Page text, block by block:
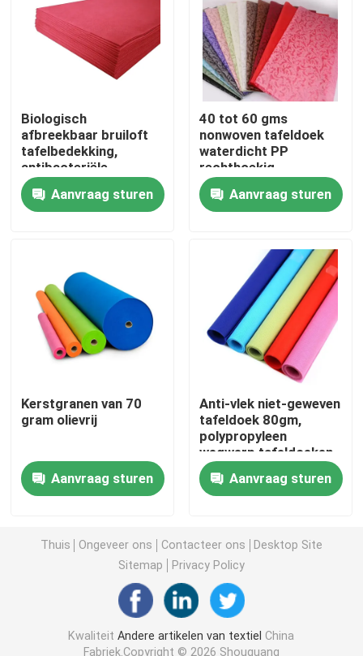
Kwaliteitscontrole
Neem contact met ons op
Nieuws
Vraag een offerte
niet-geweven jumbo rollen
Niet-geweven Lijstdoek
Spunlace het Schoonmaken veegt af
Zware industriële doekjes
Het beschikbare Schoonmaken veegt af
Wippers voor de voedingssector
Keukendoeken voor eenmalig gebruik
Biologisch
afbreekbaar bruiloft
tafelbedekking,
antibacteriële
kunststof feest
tafellakenAanvraag sturen
40 tot 60 gms
nonwoven tafeldoek
waterdicht PP
rechthoekig
Aanvraag sturen
Kerstgranen van 70
gram olievrij
Aanvraag sturen
Anti-vlek niet-geweven
tafeldoek 80gm,
polypropyleen
wegwerp tafeldoeken
Aanvraag sturen
Thuis Ongeveer ons Contacteer ons
Desktop Site
Sitemap
Privacy Policy
KwaliteitAndere artikelen van textiel China
Fabriek.Copyright © 2026 Shouguang